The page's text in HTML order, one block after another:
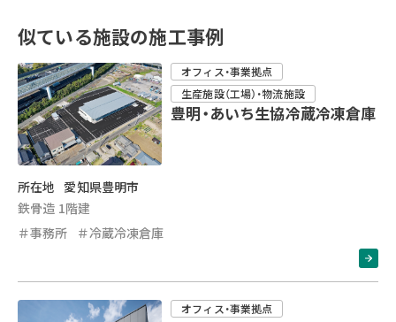
似ている施設の施工事例
オフィス・事業拠点
生産施設（工場）・物流施設
豊明・あいち生協冷蔵冷凍倉庫
所在地 愛知県豊明市
鉄骨造 1階建
＃事務所
＃冷蔵冷凍倉庫
オフィス・事業拠点